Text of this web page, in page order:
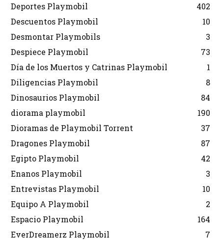
Deportes Playmobil
402
Descuentos Playmobil
10
Desmontar Playmobils
3
Despiece Playmobil
73
Día de los Muertos y Catrinas Playmobil
1
Diligencias Playmobil
8
Dinosaurios Playmobil
84
diorama playmobil
190
Dioramas de Playmobil Torrent
37
Dragones Playmobil
87
Egipto Playmobil
42
Enanos Playmobil
3
Entrevistas Playmobil
10
Equipo A Playmobil
2
Espacio Playmobil
164
EverDreamerz Playmobil
7